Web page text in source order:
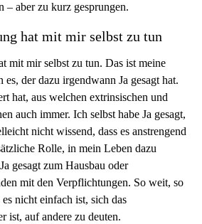
– aber zu kurz gesprungen.
hat mit mir selbst zu tun
mit mir selbst zu tun. Das ist meine
der dazu irgendwann Ja gesagt hat.
hat, aus welchen extrinsischen und
auch immer. Ich selbst habe Ja gesagt,
nicht wissend, dass es anstrengend
Rolle, in mein Leben dazu
gesagt zum Hausbau oder
mit den Verpflichtungen. So weit, so
nicht einfach ist, sich das
ist, auf andere zu deuten.